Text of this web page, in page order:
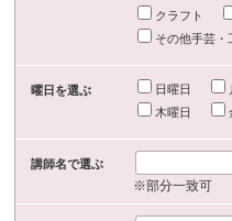
クラフト
その他手芸・
曜日を選ぶ 日曜日
木曜日
講師名で選ぶ
※部分一致可